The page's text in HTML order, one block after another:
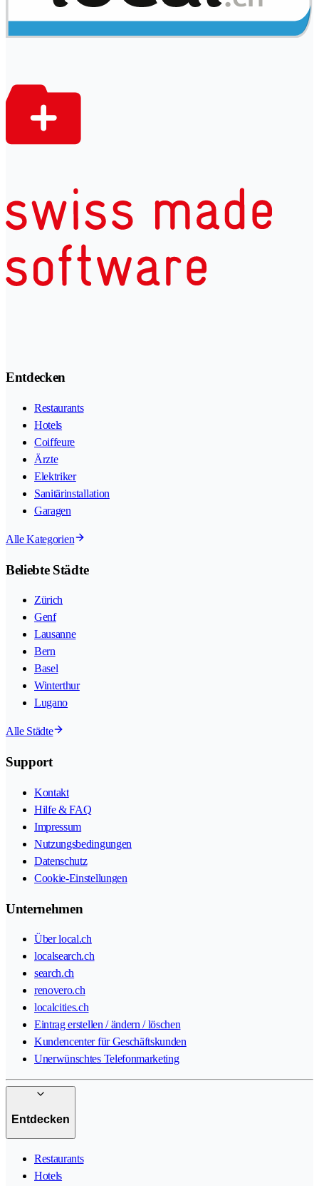
Entdecken
Restaurants
Hotels
Coiffeure
Ärzte
Elektriker
Sanitärinstallation
Garagen
Alle Kategorien
Beliebte Städte
Zürich
Genf
Lausanne
Bern
Basel
Winterthur
Lugano
Alle Städte
Support
Kontakt
Hilfe & FAQ
Impressum
Nutzungsbedingungen
Datenschutz
Cookie-Einstellungen
Unternehmen
Über local.ch
localsearch.ch
search.ch
renovero.ch
localcities.ch
Eintrag erstellen / ändern / löschen
Kundencenter für Geschäftskunden
Unerwünschtes Telefonmarketing
Entdecken
Restaurants
Hotels